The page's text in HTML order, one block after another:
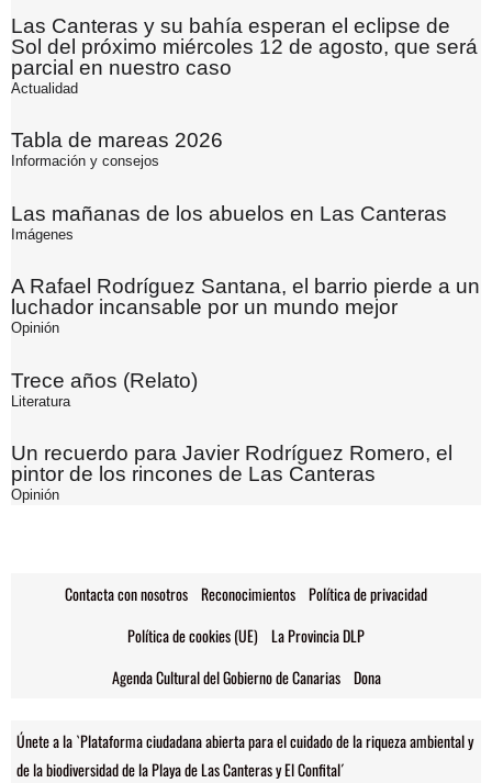
Las Canteras y su bahía esperan el eclipse de
Sol del próximo miércoles 12 de agosto, que será
parcial en nuestro caso
Actualidad
Tabla de mareas 2026
Información y consejos
Las mañanas de los abuelos en Las Canteras
Imágenes
A Rafael Rodríguez Santana, el barrio pierde a un
luchador incansable por un mundo mejor
Opinión
Trece años (Relato)
Literatura
Un recuerdo para Javier Rodríguez Romero, el
pintor de los rincones de Las Canteras
Opinión
Contacta con nosotros Reconocimientos Política de privacidad
Política de cookies (UE) La Provincia DLP
Agenda Cultural del Gobierno de Canarias Dona
Únete a la `Plataforma ciudadana abierta para el cuidado de la riqueza ambiental y
de la biodiversidad de la Playa de Las Canteras y El Confital´